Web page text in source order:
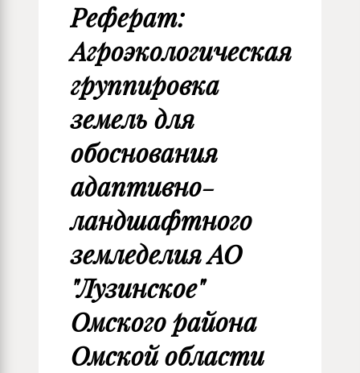
Реферат:
Агроэкологическая
группировка
земель для
обоснования
адаптивно-
ландшафтного
земледелия АО
"Лузинское"
Омского района
Омской области